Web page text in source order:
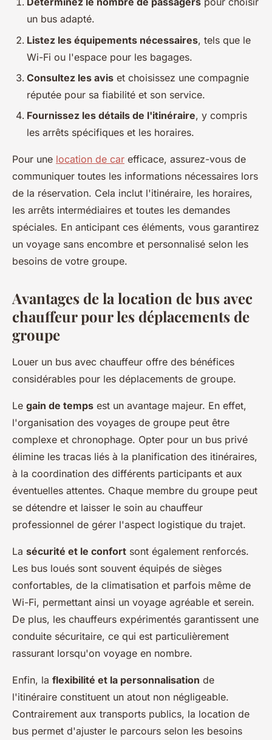
un bus adapté.
Listez les équipements nécessaires, tels que le
Wi-Fi ou l'espace pour les bagages.
Consultez les avis et choisissez une compagnie
réputée pour sa fiabilité et son service.
Fournissez les détails de l'itinéraire, y compris
les arrêts spécifiques et les horaires.
Pour une location de car efficace, assurez-vous de
communiquer toutes les informations nécessaires lors
de la réservation. Cela inclut l'itinéraire, les horaires,
les arrêts intermédiaires et toutes les demandes
spéciales. En anticipant ces éléments, vous garantirez
un voyage sans encombre et personnalisé selon les
besoins de votre groupe.
Avantages de la location de bus avec
chauffeur pour les déplacements de
groupe
Louer un bus avec chauffeur offre des bénéfices
considérables pour les déplacements de groupe.
Le gain de temps est un avantage majeur. En effet,
l'organisation des voyages de groupe peut être
complexe et chronophage. Opter pour un bus privé
élimine les tracas liés à la planification des itinéraires,
à la coordination des différents participants et aux
éventuelles attentes. Chaque membre du groupe peut
se détendre et laisser le soin au chauffeur
professionnel de gérer l'aspect logistique du trajet.
La sécurité et le confort sont également renforcés.
Les bus loués sont souvent équipés de sièges
confortables, de la climatisation et parfois même de
Wi-Fi, permettant ainsi un voyage agréable et serein.
De plus, les chauffeurs expérimentés garantissent une
conduite sécuritaire, ce qui est particulièrement
rassurant lorsqu'on voyage en nombre.
Enfin, la flexibilité et la personnalisation de
l'itinéraire constituent un atout non négligeable.
Contrairement aux transports publics, la location de
bus permet d'ajuster le parcours selon les besoins